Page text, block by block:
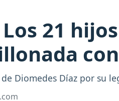
21
Diomedes Díaz por su